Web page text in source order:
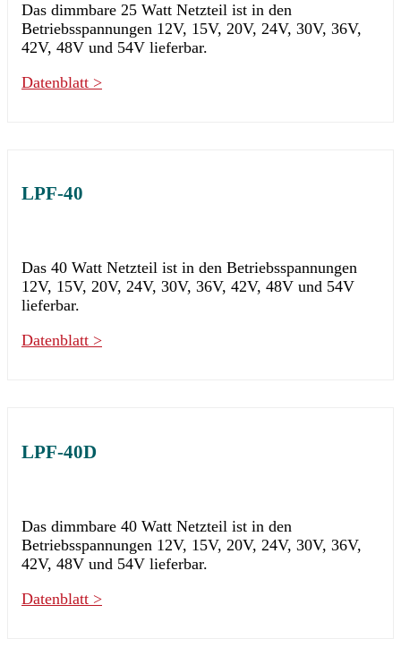
Das dimmbare 25 Watt Netzteil ist in den
Betriebsspannungen 12V, 15V, 20V, 24V, 30V, 36V,
42V, 48V und 54V lieferbar.
Datenblatt >
LPF-40
Das 40 Watt Netzteil ist in den Betriebsspannungen
12V, 15V, 20V, 24V, 30V, 36V, 42V, 48V und 54V
lieferbar.
Datenblatt >
LPF-40D
Das dimmbare 40 Watt Netzteil ist in den
Betriebsspannungen 12V, 15V, 20V, 24V, 30V, 36V,
42V, 48V und 54V lieferbar.
Datenblatt >